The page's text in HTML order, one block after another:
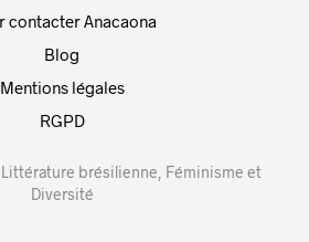
contacter Anacaona
Blog
Mentions légales
RGPD
Littérature brésilienne, Féminisme et
Diversité